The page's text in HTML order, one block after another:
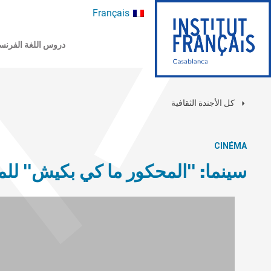
Français
دروس اللغة
كل الأجندة الثقافية
CINÉMA
سينما: "المحكور ما كي بكيش"